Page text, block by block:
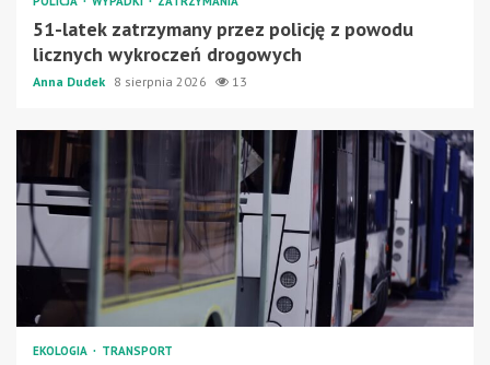
51-latek zatrzymany przez policję z powodu
licznych wykroczeń drogowych
Anna Dudek 8 sierpnia 2026 13
EKOLOGIA TRANSPORT